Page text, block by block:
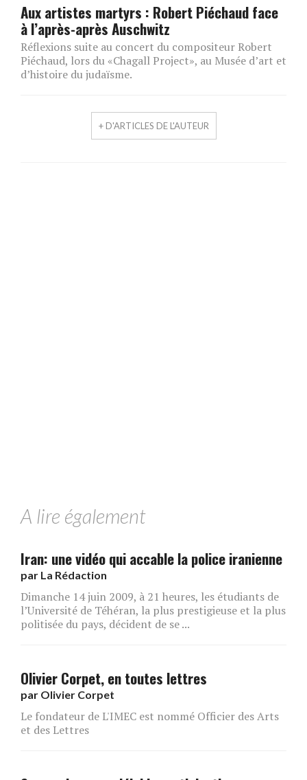
Aux artistes martyrs : Robert Piéchaud face
à l’après-après Auschwitz
Réflexions suite au concert du compositeur Robert
Piéchaud, lors du «Chagall Project», au Musée d’art et
d’histoire du judaïsme.
+ D'ARTICLES DE L'AUTEUR
A lire également
Iran: une vidéo qui accable la police iranienne
par La Rédaction
Dimanche 14 juin 2009, à 21 heures, les étudiants de
l’Université de Téhéran, la plus prestigieuse et la plus
politisée du pays, décident de se ...
Olivier Corpet, en toutes lettres
par Olivier Corpet
Le fondateur de L'IMEC est nommé Officier des Arts
et des Lettres